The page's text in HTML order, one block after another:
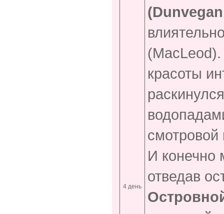
4 день
красоты
И конечно
отведав